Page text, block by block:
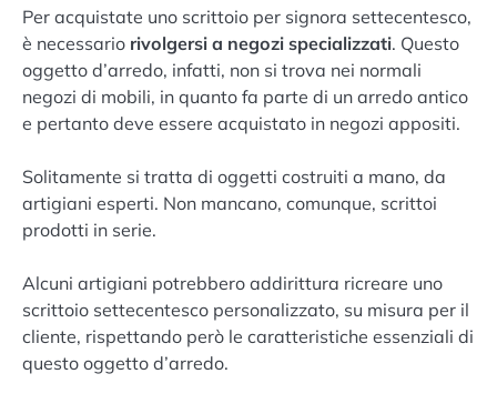
Per acquistate uno scrittoio per signora settecentesco,
è necessario rivolgersi a negozi specializzati. Questo
oggetto d’arredo, infatti, non si trova nei normali
negozi di mobili, in quanto fa parte di un arredo antico
e pertanto deve essere acquistato in negozi appositi.
Solitamente si tratta di oggetti costruiti a mano, da
artigiani esperti. Non mancano, comunque, scrittoi
prodotti in serie.
Alcuni artigiani potrebbero addirittura ricreare uno
scrittoio settecentesco personalizzato, su misura per il
cliente, rispettando però le caratteristiche essenziali di
questo oggetto d’arredo.